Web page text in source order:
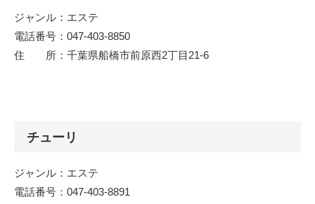
ジャンル：エステ
電話番号：047-403-8850
住 所：千葉県船橋市前原西2丁目21-6
チューリ
ジャンル：エステ
電話番号：047-403-8891